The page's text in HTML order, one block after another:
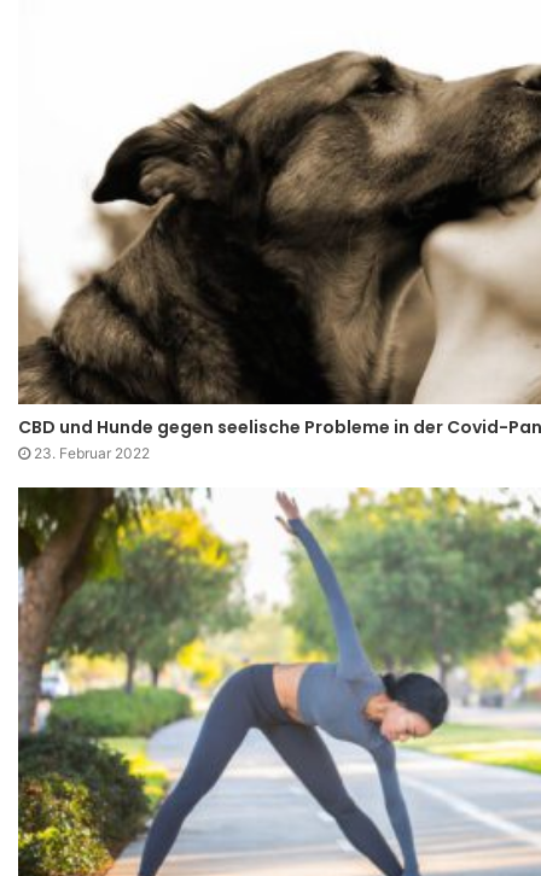
CBD und Hunde gegen seelische Probleme in der Covid-
23. Februar 2022